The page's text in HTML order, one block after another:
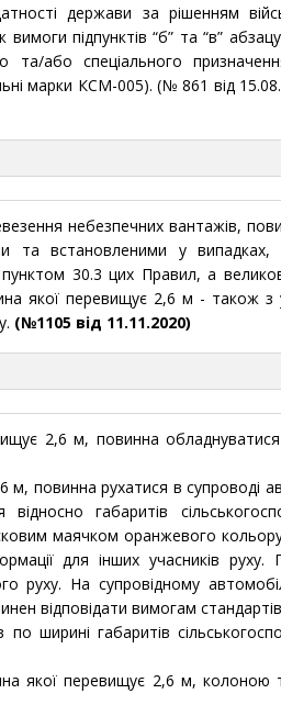
держави за рішенням
підпунктів “б” та “в”
та/або спеціального
марки КСМ-005). (№ 861 від
небезпечних вантажів,
та встановленими у випадках,
30.3 цих Правил, а
якої перевищує 2,6 м - також
(№1105 від 11.11.2020)
2,6 м, повинна
м, повинна рухатися в супроводі
габаритів
маячком оранжевого
для інших учасників руху.
руху. На супровідному
відповідати вимогам
ширині габаритів
якої перевищує 2,6 м,